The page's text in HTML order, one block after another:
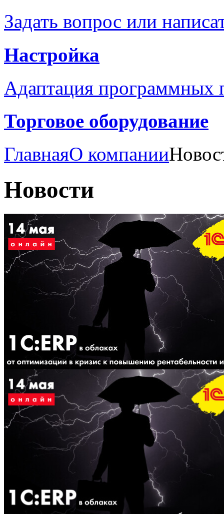
Задать вопрос или
Настройка
Адаптация программных
Торговое оборудование
ГлавнаяО компании
Новости